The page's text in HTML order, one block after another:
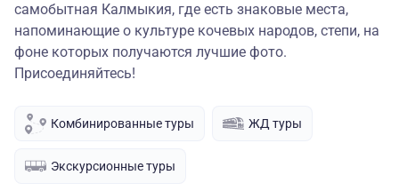
самобытная Калмыкия, где есть знаковые места,
напоминающие о культуре кочевых народов, степи, на
фоне которых получаются лучшие фото.
Присоединяйтесь!
Комбинированные туры ЖД туры
Экскурсионные туры